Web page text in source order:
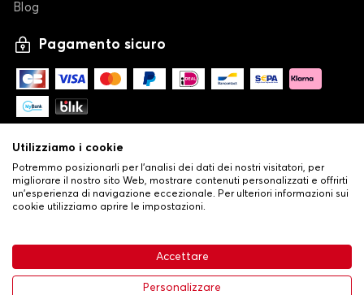
63,99 € Aggiungi al carrello
Blog
Pagamento sicuro
Condizioni generali di vendita•
Politica sulla privacy e sui cookie•Livraison
Utilizziamo i cookie
Potremmo posizionarli per l'analisi dei dati dei nostri visitatori, per
migliorare il nostro sito Web, mostrare contenuti personalizzati e offrirti
un'esperienza di navigazione eccezionale. Per ulteriori informazioni sui
cookie utilizziamo aprire le impostazioni.
Accettare
Personalizzare